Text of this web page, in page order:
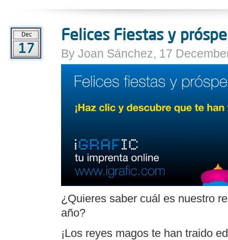
Dec
17
Felices Fiestas y
By Joan Sánchez, 17
¿Quieres saber cuál es nuestro
año?
¡Los reyes magos te han traido